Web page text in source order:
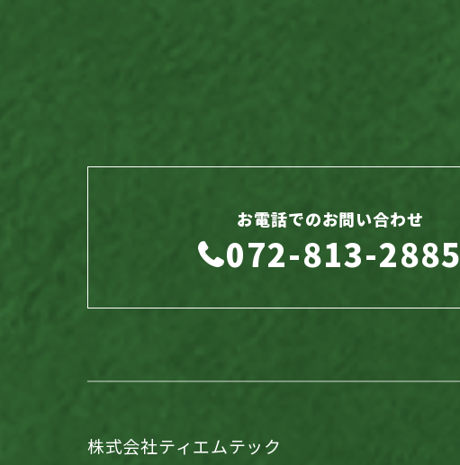
お電話でのお問い合わせ
072-813-2885
株式会社ティエムテック